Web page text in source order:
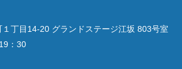
丁目14‐20 グランドステージ江坂 803号室
：30